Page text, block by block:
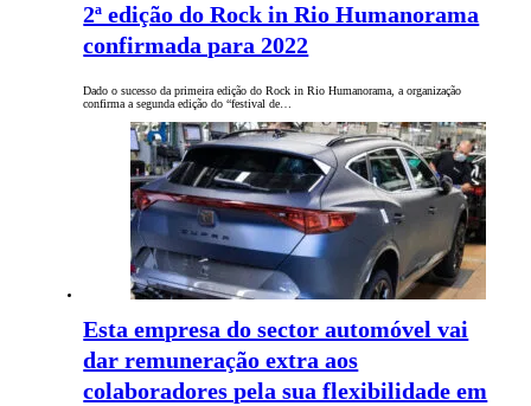
2ª edição do Rock in Rio Humanorama
confirmada para 2022
Dado o sucesso da primeira edição do Rock in Rio Humanorama, a organização
confirma a segunda edição do “festival de…
Esta empresa do sector automóvel vai
dar remuneração extra aos
colaboradores pela sua flexibilidade em